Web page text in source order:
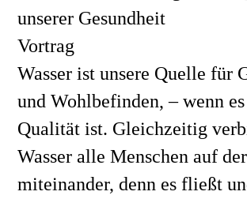
unserer Gesundheit
Vortrag
Wasser ist unsere Quelle für
und Wohlbefinden, – wenn
Qualität ist. Gleichzeitig
Wasser alle Menschen auf
miteinander, denn es fließt